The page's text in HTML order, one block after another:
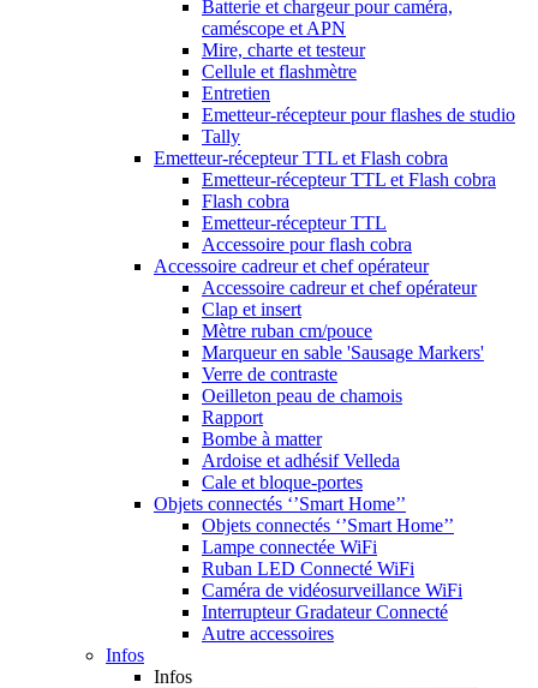
Batterie et chargeur pour caméra,
caméscope et APN
Mire, charte et testeur
Cellule et flashmètre
Entretien
Emetteur-récepteur pour flashes de studio
Tally
Emetteur-récepteur TTL et Flash cobra
Emetteur-récepteur TTL et Flash cobra
Flash cobra
Emetteur-récepteur TTL
Accessoire pour flash cobra
Accessoire cadreur et chef opérateur
Accessoire cadreur et chef opérateur
Clap et insert
Mètre ruban cm/pouce
Marqueur en sable 'Sausage Markers'
Verre de contraste
Oeilleton peau de chamois
Rapport
Bombe à matter
Ardoise et adhésif Velleda
Cale et bloque-portes
Objets connectés ‘’Smart Home’’
Objets connectés ‘’Smart Home’’
Lampe connectée WiFi
Ruban LED Connecté WiFi
Caméra de vidéosurveillance WiFi
Interrupteur Gradateur Connecté
Autre accessoires
Infos
Infos